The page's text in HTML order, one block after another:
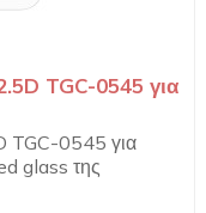
TGC-0545 για
TGC-0545 για
glass της